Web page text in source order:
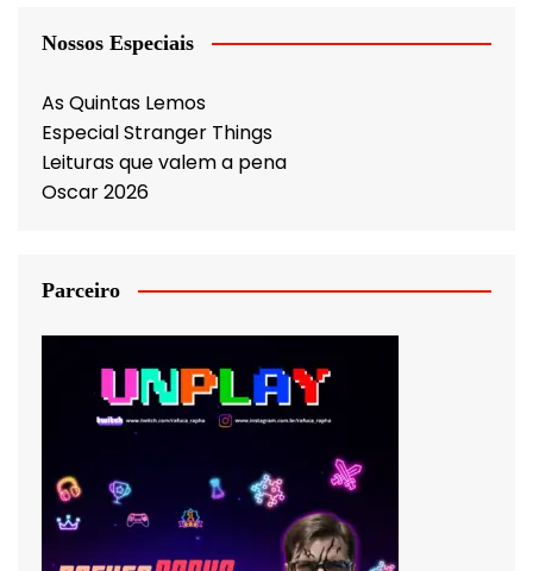
Nossos Especiais
As Quintas Lemos
Especial Stranger Things
Leituras que valem a pena
Oscar 2026
Parceiro